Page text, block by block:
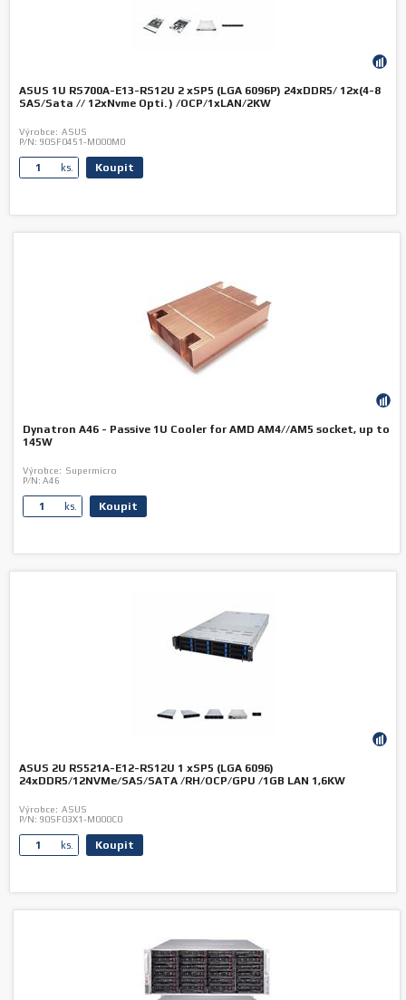
ASUS 1U RS700A-E13-RS12U 2 xSP5 (LGA 6096P) 24xDDR5/ 12x(4-8
SAS/Sata // 12xNvme Opti. ) /OCP/1xLAN/2KW
Výrobce: ASUS
P/N: 90SF0451-M000M0
ks. Koupit
Dynatron A46 - Passive 1U Cooler for AMD AM4//AM5 socket, up to
145W
Výrobce: Supermicro
P/N: A46
ks. Koupit
ASUS 2U RS521A-E12-RS12U 1 xSP5 (LGA 6096)
24xDDR5/12NVMe/SAS/SATA /RH/OCP/GPU /1GB LAN 1,6KW
Výrobce: ASUS
P/N: 90SF03X1-M000C0
ks. Koupit